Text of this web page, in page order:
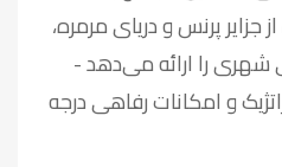
جزایر پرنس و دریای مرمره،
شهری را ارائه می‌دهد -
و امکانات رفاهی درجه